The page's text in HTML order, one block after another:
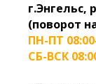
г.Энгельс,
(поворот
ПН-ПТ
СБ-ВСК